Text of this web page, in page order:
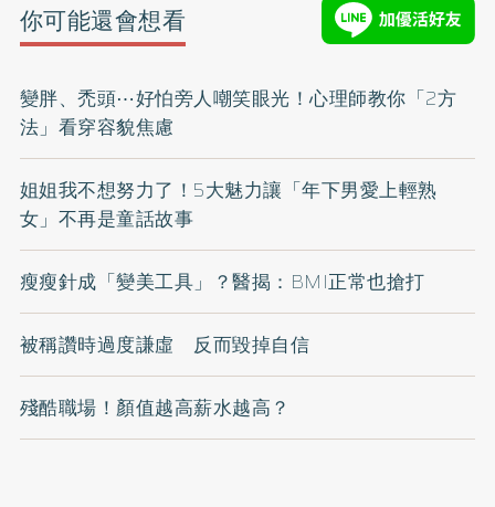
你可能還會想看
變胖、禿頭⋯好怕旁人嘲笑眼光！心理師教你「2方
法」看穿容貌焦慮
姐姐我不想努力了！5大魅力讓「年下男愛上輕熟
女」不再是童話故事
瘦瘦針成「變美工具」？醫揭：BMI正常也搶打
被稱讚時過度謙虛 反而毀掉自信
殘酷職場！顏值越高薪水越高？